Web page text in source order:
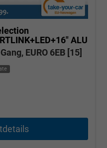
ALU
EURO 6EB [15]